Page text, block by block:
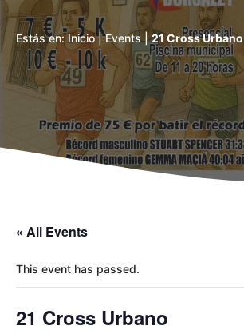
Estás en:Inicio|Events|21 Cross Urbano
« All Events
This event has passed.
21 Cross Urbano